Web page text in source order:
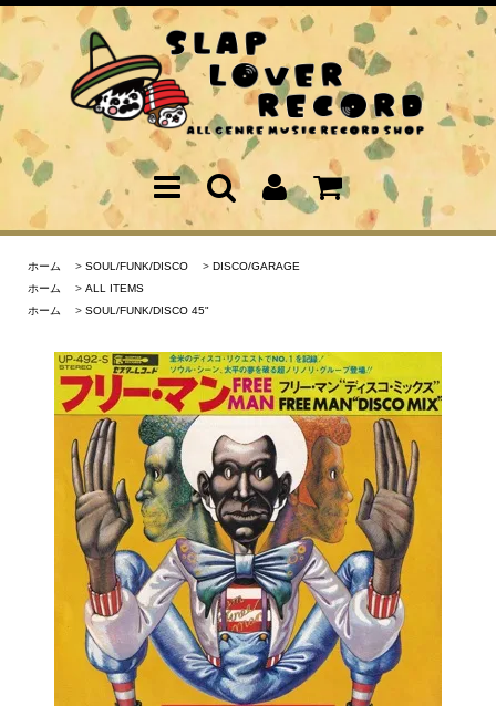
ホーム > SOUL/FUNK/DISCO > DISCO/GARAGE
ホーム
> ALL ITEMS
ホーム
> SOUL/FUNK/DISCO 45"